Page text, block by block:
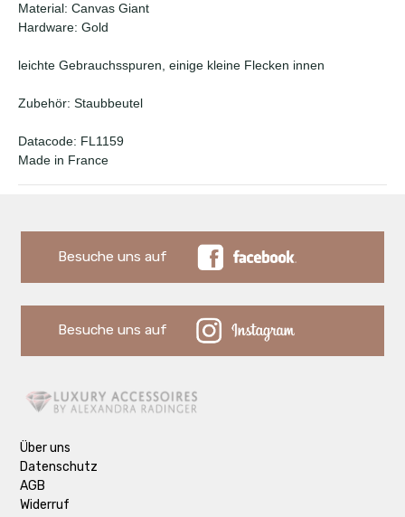
Material: Canvas Giant
Hardware: Gold
leichte Gebrauchsspuren, einige kleine Flecken innen
Zubehör: Staubbeutel
Datacode: FL1159
Made in France
Besuche uns auf
Besuche uns auf
Über uns
Datenschutz
AGB
Widerruf